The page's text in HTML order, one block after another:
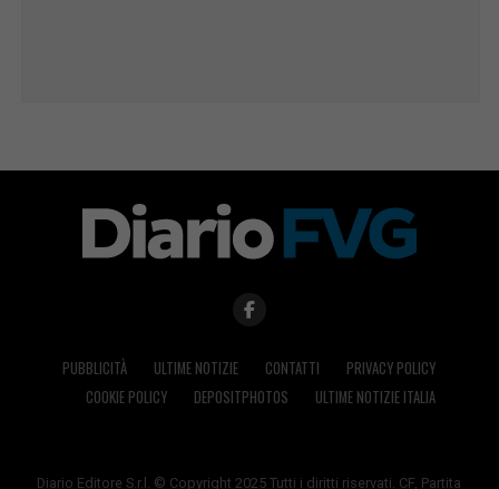
PUBBLICITÀ ULTIME NOTIZIE CONTATTI
PRIVACY POLICY
COOKIE POLICY
DEPOSITPHOTOS ULTIME NOTIZIE ITALIA
Diario Editore S.r.l. © Copyright 2025 Tutti i diritti riservati. CF, Partita